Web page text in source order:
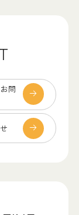
問